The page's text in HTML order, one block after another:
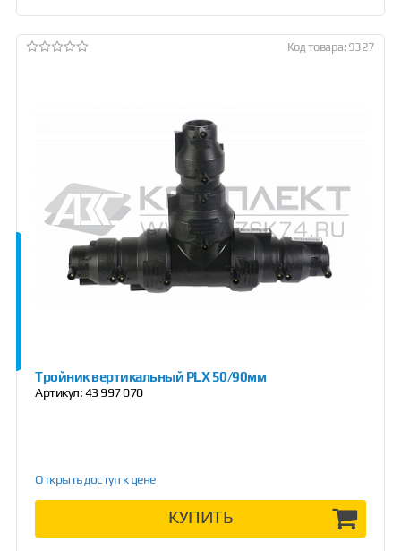
Код товара: 9327
Тройник вертикальный PLX 50/90мм
Артикул:43 997 070
Открыть доступ к цене
КУПИТЬ